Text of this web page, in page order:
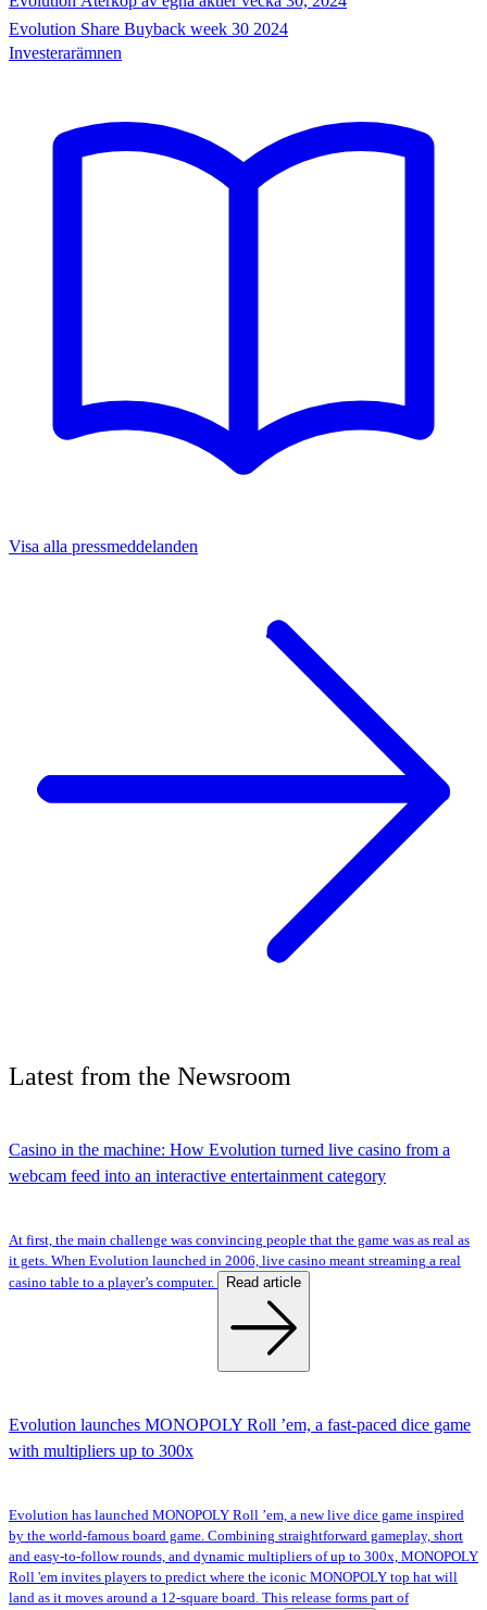
Evolution Share Buyback week 30 2024
Investerarämnen
Visa alla pressmeddelanden
Latest from the Newsroom
Casino in the machine: How Evolution turned live casino from a
webcam feed into an interactive entertainment category
At first, the main challenge was convincing people that the game was as real as
it gets. When Evolution launched in 2006, live casino meant streaming a real
casino table to a player’s computer.
Read article
Evolution launches MONOPOLY Roll ’em, a fast-paced dice game
with multipliers up to 300x
Evolution has launched MONOPOLY Roll ’em, a new live dice game inspired
by the world-famous board game. Combining straightforward gameplay, short
and easy-to-follow rounds, and dynamic multipliers of up to 300x, MONOPOLY
Roll 'em invites players to predict where the iconic MONOPOLY top hat will
land as it moves around a 12-square board. This release forms part of